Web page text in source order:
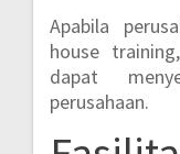
Apabila
house
dapat
perusahaan.